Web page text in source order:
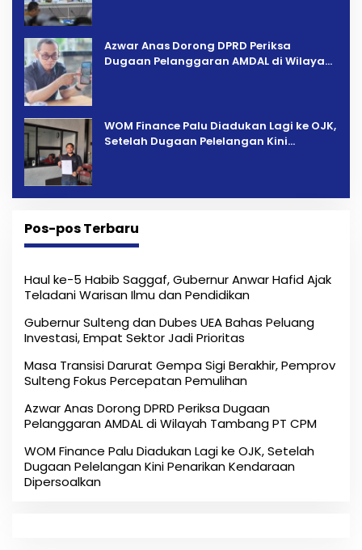
Azwar Anas Dorong DPRD Periksa
Dugaan Pelanggaran AMDAL di Wilayah
‎WOM Finance Palu Diadukan Lagi ke OJK,
Setelah Dugaan Pelelangan Kini
Pos-pos Terbaru
Haul ke-5 Habib Saggaf, Gubernur Anwar Hafid Ajak
Teladani Warisan Ilmu dan Pendidikan
Gubernur Sulteng dan Dubes UEA Bahas Peluang
Investasi, Empat Sektor Jadi Prioritas
Masa Transisi Darurat Gempa Sigi Berakhir, Pemprov
Sulteng Fokus Percepatan Pemulihan
Azwar Anas Dorong DPRD Periksa Dugaan
Pelanggaran AMDAL di Wilayah Tambang PT CPM
‎WOM Finance Palu Diadukan Lagi ke OJK, Setelah
Dugaan Pelelangan Kini Penarikan Kendaraan
Dipersoalkan ‎